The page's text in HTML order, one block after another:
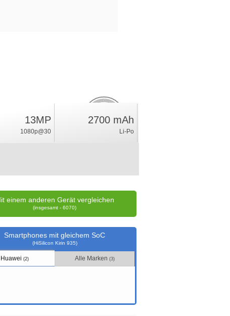
3.2%
13MP
1080p@30
2700 mAh
Li-Po
einem anderen Gerät vergleichen
(insgesamt - 6070)
Smartphones mit gleichem SoC
(HiSilicon Kirin 935)
Huawei(2) Alle Marken (3)